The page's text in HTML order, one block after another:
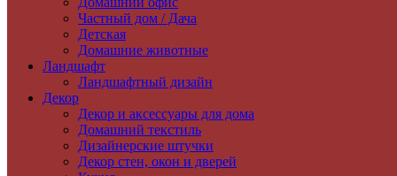
Частный дом / Дача
Детская
Домашние животные
Ландшафт
Ландшафтный дизайн
Декор
Декор и аксессуары для дома
Домашний текстиль
Дизайнерские штучки
Декор стен, окон и дверей